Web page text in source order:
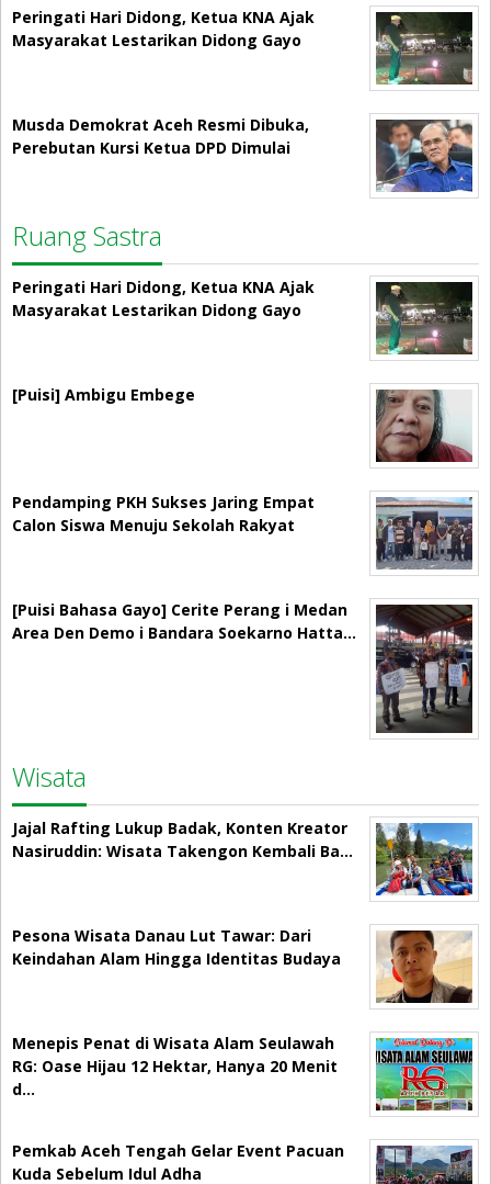
Peringati Hari Didong, Ketua KNA Ajak
Masyarakat Lestarikan Didong Gayo
Musda Demokrat Aceh Resmi Dibuka,
Perebutan Kursi Ketua DPD Dimulai
Ruang Sastra
Peringati Hari Didong, Ketua KNA Ajak
Masyarakat Lestarikan Didong Gayo
[Puisi] Ambigu Embege
Pendamping PKH Sukses Jaring Empat
Calon Siswa Menuju Sekolah Rakyat
[Puisi Bahasa Gayo] Cerite Perang i Medan
Area Den Demo i Bandara Soekarno Hatta…
Wisata
Jajal Rafting Lukup Badak, Konten Kreator
Nasiruddin: Wisata Takengon Kembali Ba…
Pesona Wisata Danau Lut Tawar: Dari
Keindahan Alam Hingga Identitas Budaya
Menepis Penat di Wisata Alam Seulawah
RG: Oase Hijau 12 Hektar, Hanya 20 Menit
d…
Pemkab Aceh Tengah Gelar Event Pacuan
Kuda Sebelum Idul Adha